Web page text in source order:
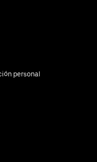
personal